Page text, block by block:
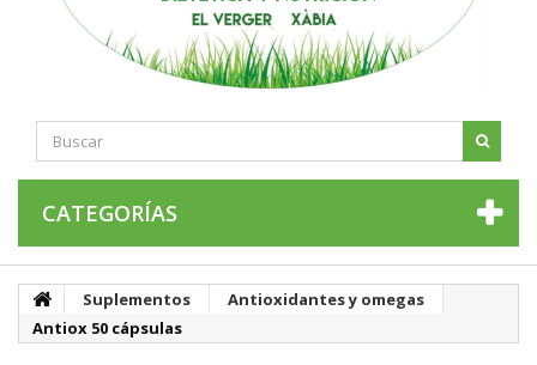
CATEGORÍAS
Suplementos
Antioxidantes y omegas
Antiox 50 cápsulas